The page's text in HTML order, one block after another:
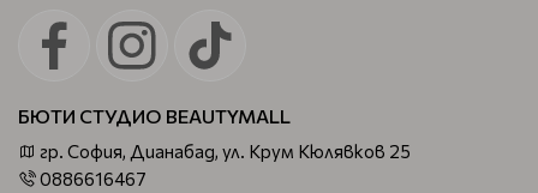
БЮТИ СТУДИО BEAUTYMALL
гр. София, Дианабад, ул. Крум Кюлявков 25
0886616467